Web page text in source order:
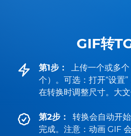
GIF转
第1步：
上传一个或多
个）。可选：打开“设置”
在转换时调整尺寸。大文
第2步：
转换会自动开
完成。注意：动画 GIF